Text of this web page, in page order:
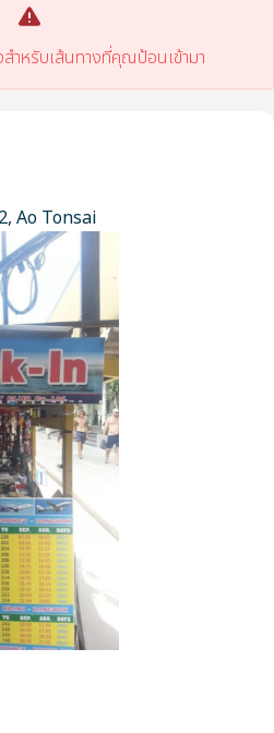
สำหรับเส้นทางที่คุณป้อนเข้ามา
Ao Tonsai